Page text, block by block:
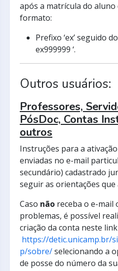
após a matrícula do
formato:
Prefixo ‘ex’ seguido
ex999999 ‘.
Outros usuários:
Professores,
PósDoc, Contas
outros
Instruções para a
enviadas no e-mail
secundário) cadastrado
seguir as orientações que
Caso não receba o e-mail
problemas, é possível
criação da conta neste link
https://detic.unicamp.br/
p/sobre/selecionando a
de posse do número da